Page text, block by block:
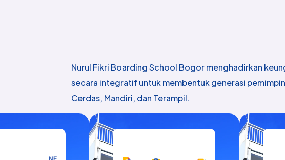
Nurul Fikri Boarding School Bogor menghadirkan
secara integratif untuk membentuk generasi
Cerdas, Mandiri, dan Terampil.